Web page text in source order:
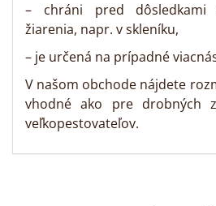
– chráni pred dôsledkami
žiarenia, napr. v skleníku,
– je určená na prípadné
V našom obchode nájdete
vhodné ako pre drobných
veľkopestovateľov.